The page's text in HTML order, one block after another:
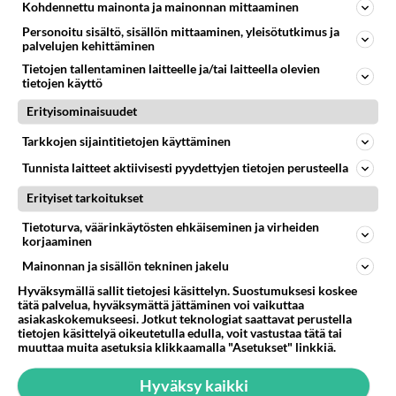
Kommentoi aloitusta...
Ketjusta on poistettu sääntöjenvastaista viestiä.
LUETUIMMAT KESKUSTELUT
PÄIVÄ VIIKKO KUUKAUSI
kenen näköinen
07.08.2026 16:24
Ikävä
53
Muistatko Mikkelin panttivankidraaman?
Uusi draamasarja järkyttävästä tapauksesta on tulossa. Tositapahtumiin perustuva sarja ammentaa vuoden 1986 Mikkelin pan
07.08.2026 07:39
Maailman menoa
Mitä haluaisit kysyä tänään
55
Kohdennettu mainonta ja mainonnan mittaaminen
Personoitu sisältö, sisällön mittaaminen, yleisötutkimus ja
palvelujen kehittäminen
Tietojen tallentaminen laitteelle ja/tai laitteella olevien
tietojen käyttö
Erityisominaisuudet
Tarkkojen sijaintitietojen käyttäminen
Tunnista laitteet aktiivisesti pyydettyjen tietojen perusteella
Erityiset tarkoitukset
Tietoturva, väärinkäytösten ehkäiseminen ja virheiden
korjaaminen
Mainonnan ja sisällön tekninen jakelu
Hyväksymällä sallit tietojesi käsittelyn. Suostumuksesi koskee
tätä palvelua, hyväksymättä jättäminen voi vaikuttaa
asiakaskokemukseesi. Jotkut teknologiat saattavat perustella
tietojen käsittelyä oikeutetulla edulla, voit vastustaa tätä tai
muuttaa muita asetuksia klikkaamalla "Asetukset" linkkiä.
Hyväksy kaikki